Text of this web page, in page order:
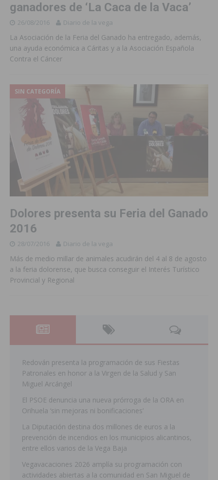
ganadores de ‘La Caca de la Vaca’
26/08/2016 Diario de la vega
La Asociación de la Feria del Ganado ha entregado, además,
una ayuda económica a Cáritas y a la Asociación Española
Contra el Cáncer
SIN CATEGORÍA
Dolores presenta su Feria del Ganado
2016
28/07/2016 Diario de la vega
Más de medio millar de animales acudirán del 4 al 8 de agosto
a la feria dolorense, que busca conseguir el Interés Turístico
Provincial y Regional
Redován presenta la programación de sus Fiestas
Patronales en honor a la Virgen de la Salud y San
Miguel Arcángel
El PSOE denuncia una nueva prórroga de la ORA en
Orihuela ‘sin mejoras ni bonificaciones’
La Diputación destina dos millones de euros a la
prevención de incendios en los municipios alicantinos,
entre ellos varios de la Vega Baja
Vegavacaciones 2026 amplía su programación con
actividades abiertas a la comunidad en San Miguel de